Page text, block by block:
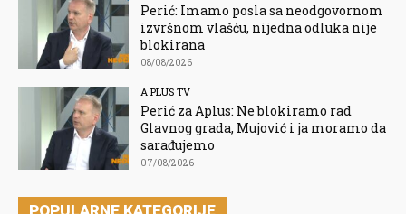
Perić: Imamo posla sa neodgovornom
izvršnom vlašću, nijedna odluka nije
blokirana
08/08/2026
A PLUS TV
Perić za Aplus: Ne blokiramo rad
Glavnog grada, Mujović i ja moramo da
sarađujemo
07/08/2026